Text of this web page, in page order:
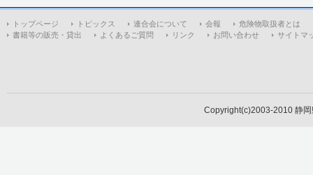
トップページ トピックス 連合会について 会報
危険物取扱者とは
書籍等の販売・貸出
よくあるご質問 リンク お問い合わせ サイトマ
Copyright(c)2003-2010 静